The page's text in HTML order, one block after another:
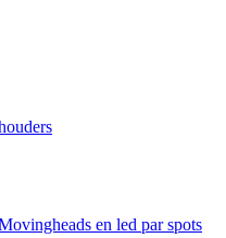
en led par spots